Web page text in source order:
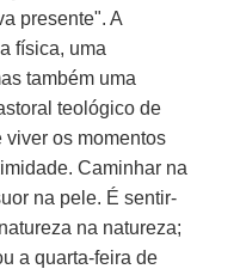
presente". A
física, uma
também uma
teológico de
viver os momentos
Caminhar na
na pele. É sentir-
na natureza;
a quarta-feira de